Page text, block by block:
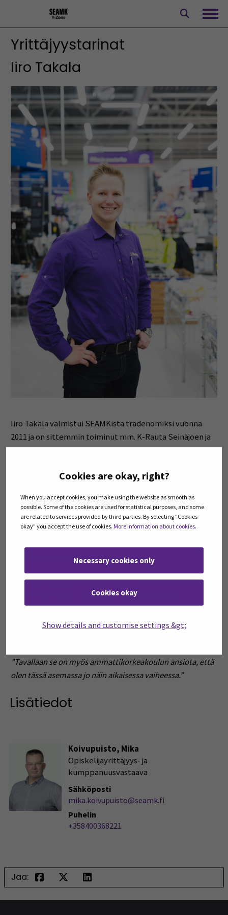
Cookies are okay, right?
When you accept cookies, you make using the website as smooth as
possible. Some of the cookies are used for statistical purposes, and some
are related to services provided by third parties. By selecting "Cookies
okay" you accept the use of cookies. More information about cookies.
Necessary cookies only
Cookies okay
Show details and customise settings &gt;
Yrittäjyystarinat
Iiro Takala
Iiro Takala valmistui SEAMKista tradenomiksi vuonna
2011 ja on sittemmin toiminut mm. K-Rauta Seinäjoen ja
Lapuan kauppiaana. Vuonna 2016 hänet palkittiin
perheyritys Oivarauta Soinissa. Tradenomiopinnot
SEAMKissa antoivat vankan pohjan – erityisesti
markkinoinnin ja liiketoiminnan hallinnan taidot – joita
kauppiasharjoittelussa.
Iiron mielestä parasta opinnoissa oliverkostoituminen
samanhenkisten ihmisten kanssa
kokonaisvaltainen koulutus, joka valmisti työelämään.
Hän korostaa jatkuvan osaamisen kehittämistä
”Tavallaan se on myös ammattikorkeakoulun ansiota, että
olen tässä asemassa jo näin aikaisessa vaiheessa.”
Lisätiedot
Koivupuisto, Mika
Opiskelijayrittäjyys- ja
kumppanuusvastaava
Sähköposti
mika.koivupuisto@seamk.fi
Puhelin
+358400368221
Jaa: